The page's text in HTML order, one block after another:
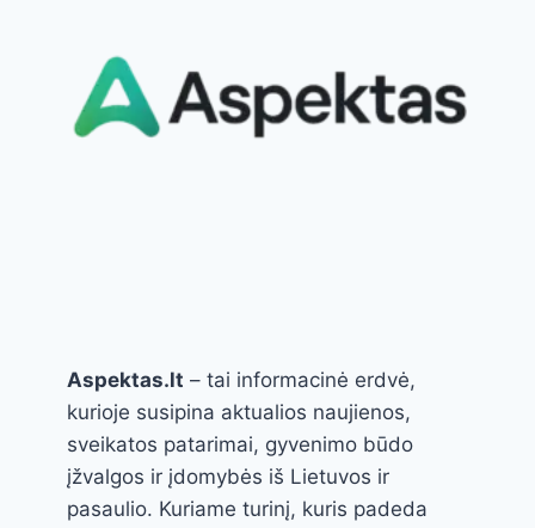
Aspektas.lt – tai informacinė erdvė,
kurioje susipina aktualios naujienos,
sveikatos patarimai, gyvenimo būdo
įžvalgos ir įdomybės iš Lietuvos ir
pasaulio. Kuriame turinį, kuris padeda